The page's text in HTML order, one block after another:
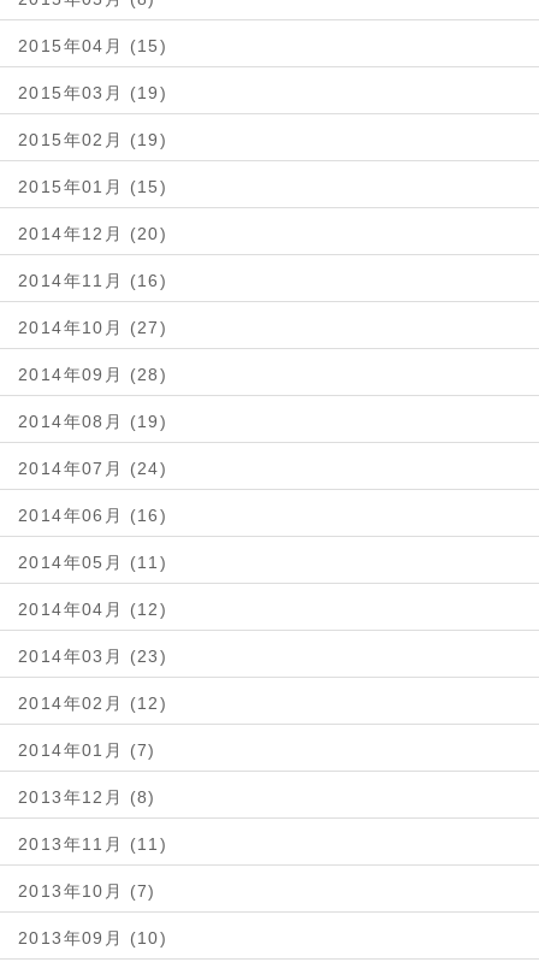
2015年04月 (15)
2015年03月 (19)
2015年02月 (19)
2015年01月 (15)
2014年12月 (20)
2014年11月 (16)
2014年10月 (27)
2014年09月 (28)
2014年08月 (19)
2014年07月 (24)
2014年06月 (16)
2014年05月 (11)
2014年04月 (12)
2014年03月 (23)
2014年02月 (12)
2014年01月 (7)
2013年12月 (8)
2013年11月 (11)
2013年10月 (7)
2013年09月 (10)